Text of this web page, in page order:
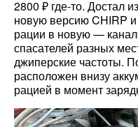
2800 ₽ где-то. Достал
новую версию CHIRP
рации в новую —
спасателей разных
джиперские частоты.
расположен внизу
рацией в момент